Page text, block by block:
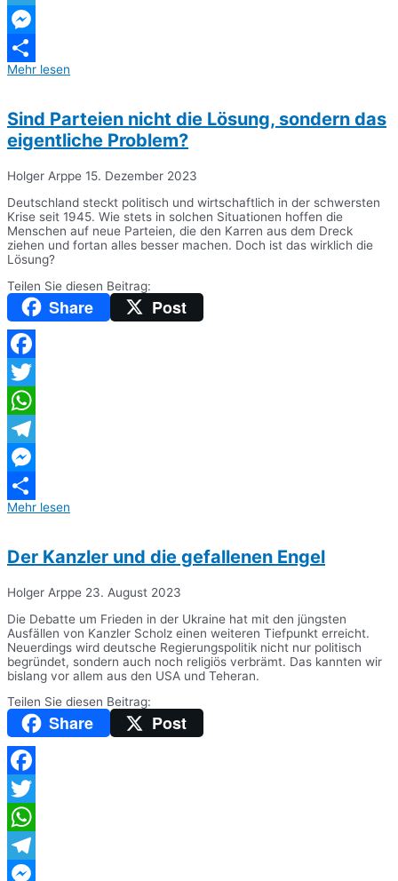
Telegram
Messenger
Teilen
Mehr lesen
Sind Parteien nicht die Lösung, sondern das
eigentliche Problem?
Holger Arppe 15. Dezember 2023
Deutschland steckt politisch und wirtschaftlich in der schwersten
Krise seit 1945. Wie stets in solchen Situationen hoffen die
Menschen auf neue Parteien, die den Karren aus dem Dreck
ziehen und fortan alles besser machen. Doch ist das wirklich die
Lösung?
Teilen Sie diesen Beitrag:
Share Post
Facebook
Twitter
WhatsApp
Telegram
Messenger
Teilen
Mehr lesen
Der Kanzler und die gefallenen Engel
Holger Arppe 23. August 2023
Die Debatte um Frieden in der Ukraine hat mit den jüngsten
Ausfällen von Kanzler Scholz einen weiteren Tiefpunkt erreicht.
Neuerdings wird deutsche Regierungspolitik nicht nur politisch
begründet, sondern auch noch religiös verbrämt. Das kannten wir
bislang vor allem aus den USA und Teheran.
Teilen Sie diesen Beitrag:
Share Post
Facebook
Twitter
WhatsApp
Telegram